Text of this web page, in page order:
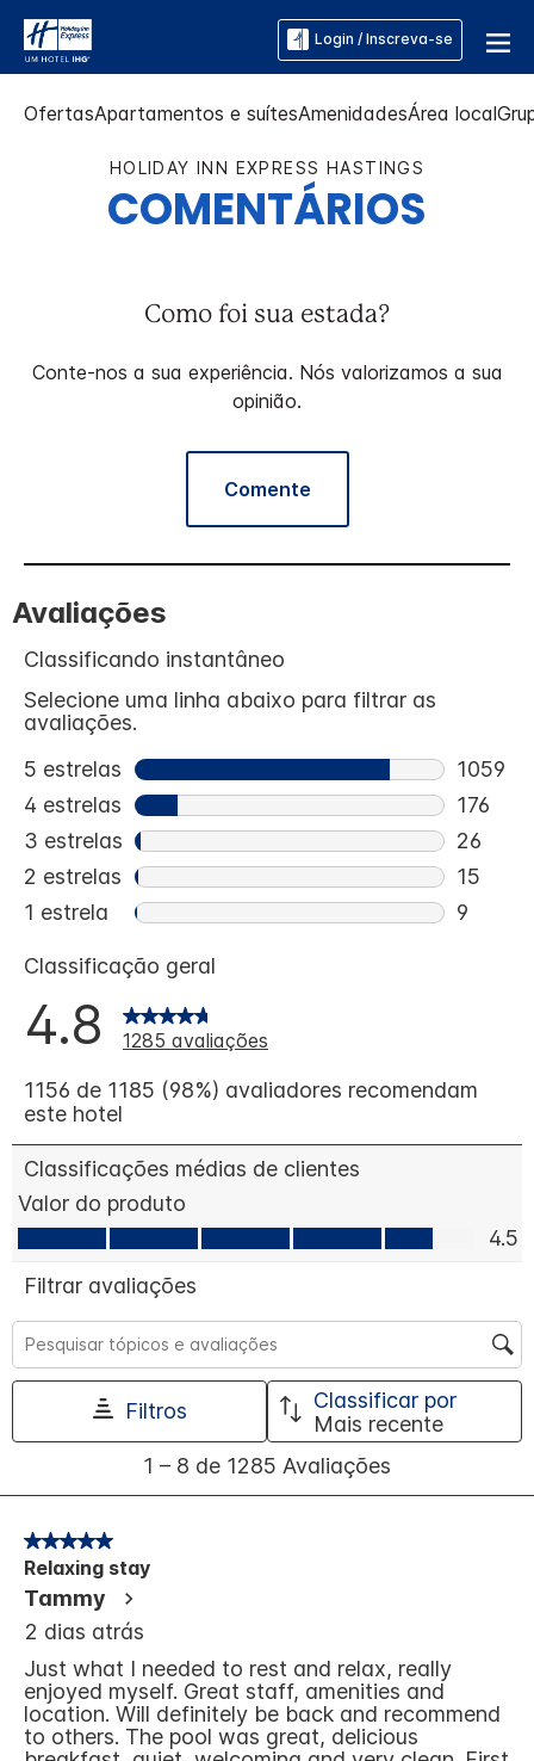
Login / Inscreva-se
OfertasApartamentos e suítesAmenidadesÁrea local
HOLIDAY INN EXPRESS HASTINGS
COMENTÁRIOS
Como foi sua estada?
Conte-nos a sua experiência. Nós valorizamos a sua
opinião.
Comente